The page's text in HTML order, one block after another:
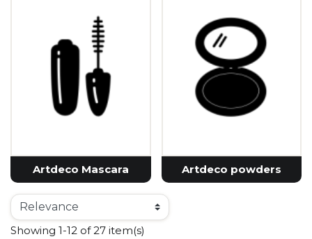
Artdeco Mascara Artdeco powders
Showing 1-12 of 27 item(s)